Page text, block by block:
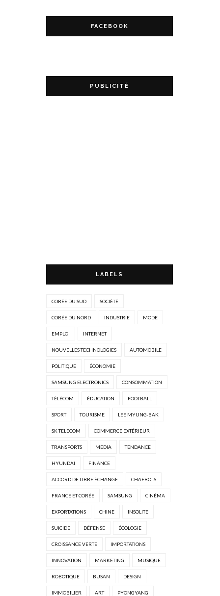
FACEBOOK
PUBLICITÉ
LABELS
CORÉE DU SUD SOCIÉTÉ
CORÉE DU NORD INDUSTRIE MODE
EMPLOI INTERNET
NOUVELLES TECHNOLOGIES AUTOMOBILE
POLITIQUE ÉCONOMIE
SAMSUNG ELECTRONICS CONSOMMATION
TÉLÉCOM ÉDUCATION FOOTBALL
SPORT TOURISME LEE MYUNG-BAK
SK TELECOM COMMERCE EXTÉRIEUR
TRANSPORTS MEDIA TENDANCE
HYUNDAI FINANCE
ACCORD DE LIBRE ÉCHANGE CHAEBOLS
FRANCE ET CORÉE SAMSUNG CINÉMA
EXPORTATIONS CHINE INSOLITE
SUICIDE DÉFENSE ÉCOLOGIE
CROISSANCE VERTE IMPORTATIONS
INNOVATION MARKETING MUSIQUE
ROBOTIQUE BUSAN DESIGN
IMMOBILIER ART PYONGYANG